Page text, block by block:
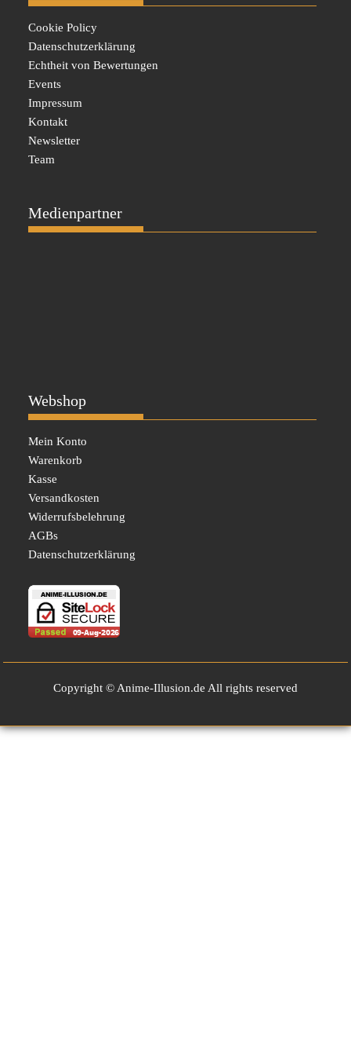
Cookie Policy
Datenschutzerklärung
Echtheit von Bewertungen
Events
Impressum
Kontakt
Newsletter
Team
Medienpartner
Webshop
Mein Konto
Warenkorb
Kasse
Versandkosten
Widerrufsbelehrung
AGBs
Datenschutzerklärung
Copyright © Anime-Illusion.de All rights reserved